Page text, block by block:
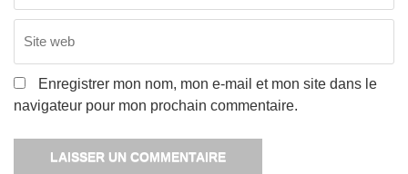
Enregistrer mon nom, mon e-mail et mon site dans le
navigateur pour mon prochain commentaire.